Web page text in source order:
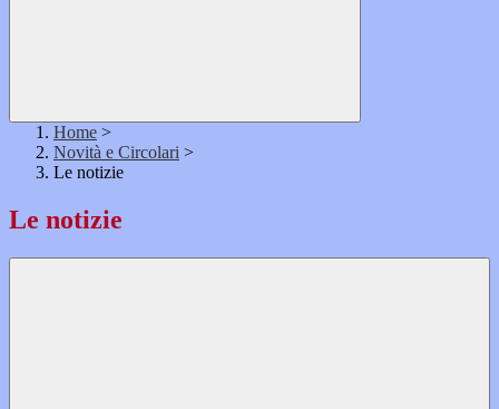
Home >
Novità e Circolari >
Le notizie
Le notizie